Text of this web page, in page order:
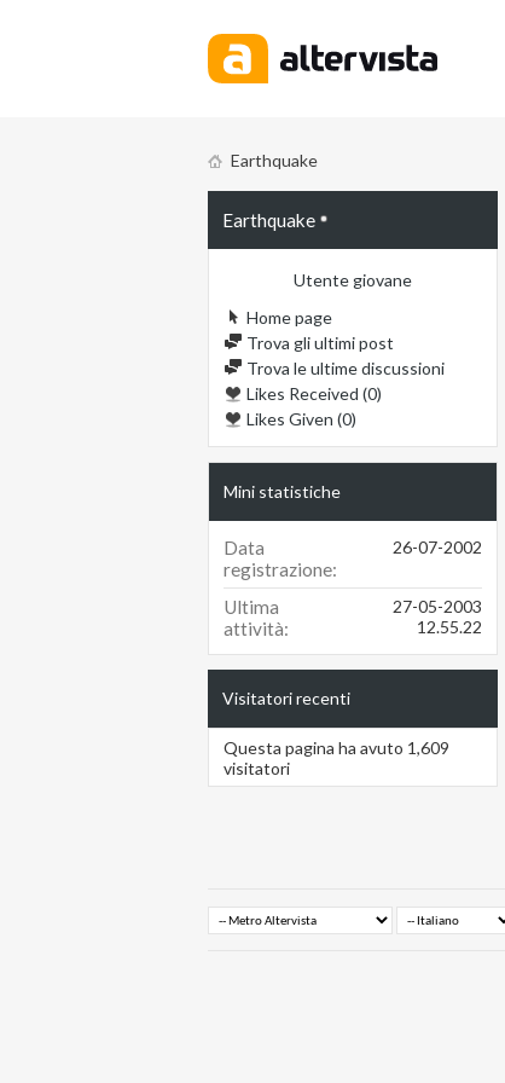
Earthquake
Earthquake
Utente giovane
Home page
Trova gli ultimi post
Trova le ultime discussioni
Likes Received (0)
Likes Given (0)
Mini statistiche
Data
registrazione
26-07-2002
Ultima
attività
27-05-2003
12.55.22
Visitatori recenti
Questa pagina ha avuto 1,609
visitatori